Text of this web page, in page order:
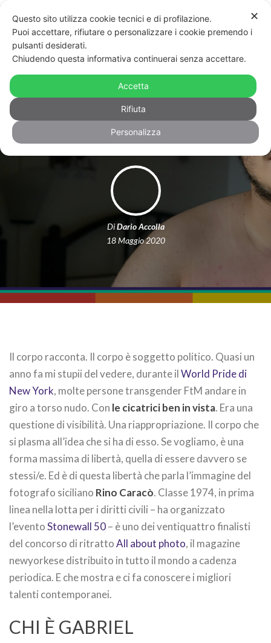
La storia di Gabriel, il ragazzo FtM in
finale al concorso All about photo di
New York
DiDario Accolla
18 Maggio 2020
Il corpo racconta. Il corpo è soggetto politico. Quasi un
anno fa mi stupii del vedere, durante ilWorld Pride di
New York, molte persone transgender FtM andare in
giro a torso nudo. Con le cicatrici ben in vista. Era una
questione di visibilità. Una riappropriazione. Il corpo che
si plasma all’idea che si ha di esso. Se vogliamo, è una
forma massima di libertà, quella di essere davvero se
stessi/e. Ed è di questa libertà che parla l’immagine del
fotografo siciliano Rino Caracò. Classe 1974, in prima
linea nella lotta per i diritti civili – ha organizzato
l’eventoStonewall 50– è uno dei ventiquattro finalisti
del concorso di ritrattoAll about photo, il magazine
newyorkese distribuito in tutto il mondo a cadenza
periodica. E che mostra e ci fa conoscere i migliori
talenti contemporanei.
CHI È GABRIEL
✕
Questo sito utilizza cookie tecnici e di profilazione.
Puoi accettare, rifiutare o personalizzare i cookie premendo i
pulsanti desiderati.
Chiudendo questa informativa continuerai senza accettare.
Accetta
Rifiuta
Personalizza